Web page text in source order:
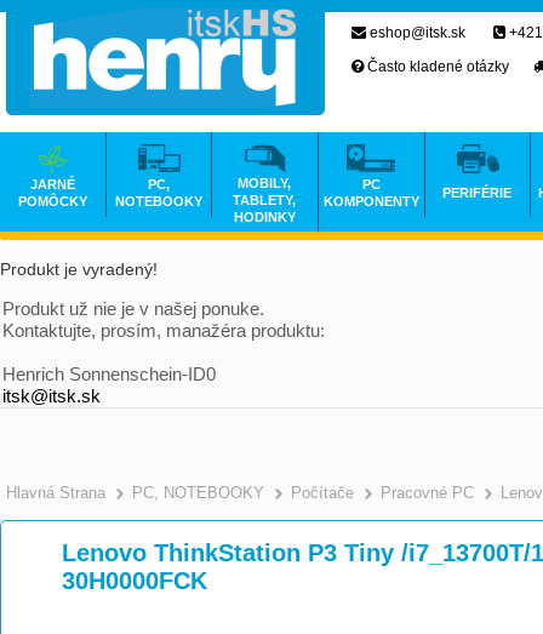
Produkt je vyradený!
Produkt už nie je v našej ponuke.
Kontaktujte, prosím, manažéra produktu:
Henrich Sonnenschein-ID0
itsk@itsk.sk
Hlavná Strana PC, NOTEBOOKY Počítače Pracovné PC
Lenovo ThinkStation P3 Tiny /i7_13700T/
30H0000FCK
eshop@itsk.sk
Často kladené otázky
JARNÉ
POMÔCKY
PC,
NOTEBOOKY
MOBILY,
TABLETY,
HODINKY
PC
KOMPONENTY
PERIFÉRIE